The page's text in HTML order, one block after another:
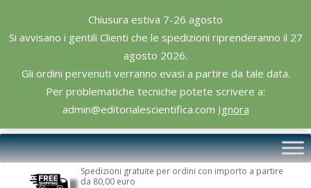
Chiusura estiva 7-26 agosto
Si avvisano i gentili Clienti che le spedizioni riprenderanno il 27
agosto 2026.
Gli ordini pervenuti verranno evasi a partire da tale data.
Per problematiche tecniche potete scrivere a:
admin@editorialescientifica.com Ignora
content
Editoriale
Scientifica
Primary
Navigation
Spedizioni gratuite per ordini con importo a partire
da 80,00 euro